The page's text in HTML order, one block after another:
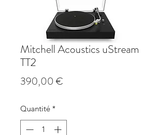
Mitchell Acoustics uStream
TT2
390,00 €
Quantité *